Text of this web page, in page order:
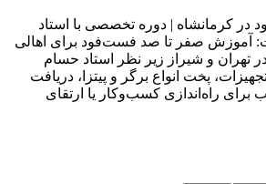
کرمانشاه | دوره تخصصی با استاد
آموزش صفر تا صد فست‌فود برای اهالی
تهران و شیراز زیر نظر استاد حسام
پخت انواع برگر و پیتزا، دریافت
برای راه‌اندازی کسب‌وکار یا ارتقای